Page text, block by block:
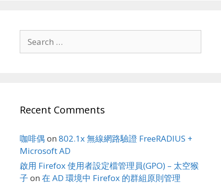
for:
Recent Comments
咖啡偶 on 802.1x 無線網路驗證 FreeRADIUS +
Microsoft AD
啟用 Firefox 使用者設定檔管理員(GPO) – 太空猴
子 on 在 AD 環境中 Firefox 的群組原則管理